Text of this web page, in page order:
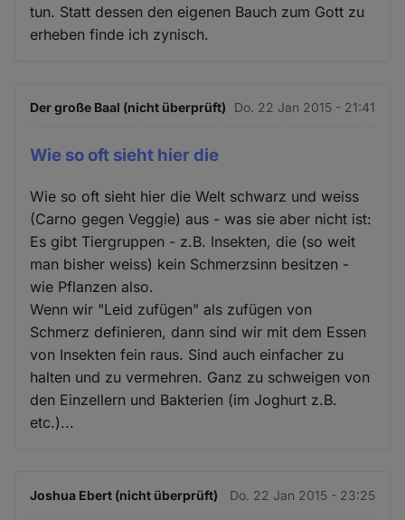
tun. Statt dessen den eigenen Bauch zum Gott zu
erheben finde ich zynisch.
Der große Baal (nicht überprüft) Do. 22 Jan 2015 - 21:41
Wie so oft sieht hier die
Wie so oft sieht hier die Welt schwarz und weiss
(Carno gegen Veggie) aus - was sie aber nicht ist:
Es gibt Tiergruppen - z.B. Insekten, die (so weit
man bisher weiss) kein Schmerzsinn besitzen -
wie Pflanzen also.
Wenn wir "Leid zufügen" als zufügen von
Schmerz definieren, dann sind wir mit dem Essen
von Insekten fein raus. Sind auch einfacher zu
halten und zu vermehren. Ganz zu schweigen von
den Einzellern und Bakterien (im Joghurt z.B.
etc.)...
Joshua Ebert (nicht überprüft) Do. 22 Jan 2015 - 23:25